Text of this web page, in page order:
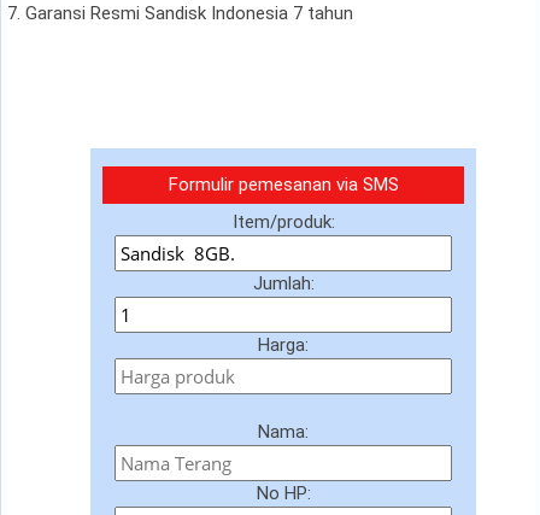
7. Garansi Resmi Sandisk Indonesia 7 tahun
Formulir pemesanan via SMS
Item/produk:
Jumlah:
Harga:
Nama:
No HP: